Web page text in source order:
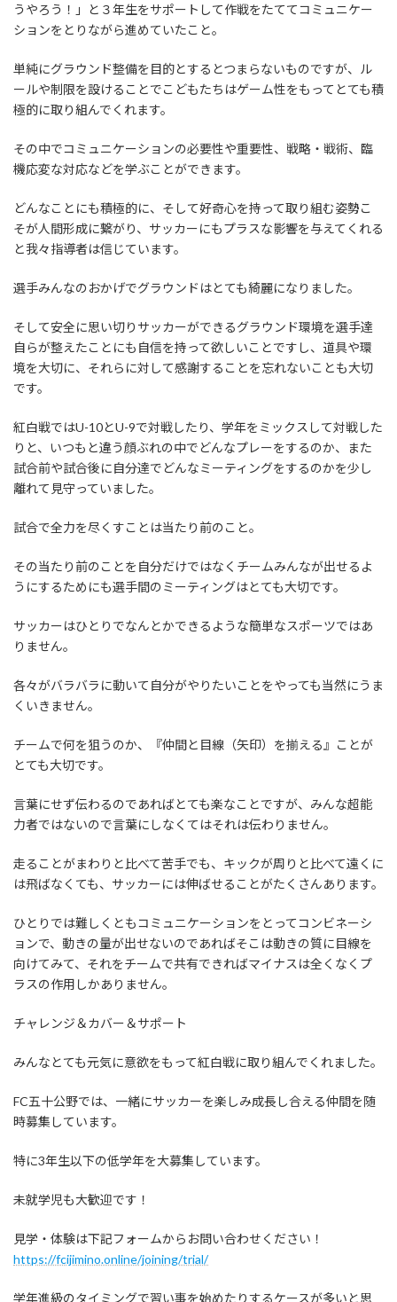
うやろう！」と３年生をサポートして作戦をたててコミュニケー
ションをとりながら進めていたこと。
単純にグラウンド整備を目的とするとつまらないものですが、ル
ールや制限を設けることでこどもたちはゲーム性をもってとても積
極的に取り組んでくれます。
その中でコミュニケーションの必要性や重要性、戦略・戦術、臨
機応変な対応などを学ぶことができます。
どんなことにも積極的に、そして好奇心を持って取り組む姿勢こ
そが人間形成に繋がり、サッカーにもプラスな影響を与えてくれる
と我々指導者は信じています。
選手みんなのおかげでグラウンドはとても綺麗になりました。
そして安全に思い切りサッカーができるグラウンド環境を選手達
自らが整えたことにも自信を持って欲しいことですし、道具や環
境を大切に、それらに対して感謝することを忘れないことも大切
です。
紅白戦ではU-10とU-9で対戦したり、学年をミックスして対戦した
りと、いつもと違う顔ぶれの中でどんなプレーをするのか、また
試合前や試合後に自分達でどんなミーティングをするのかを少し
離れて見守っていました。
試合で全力を尽くすことは当たり前のこと。
その当たり前のことを自分だけではなくチームみんなが出せるよ
うにするためにも選手間のミーティングはとても大切です。
サッカーはひとりでなんとかできるような簡単なスポーツではあ
りません。
各々がバラバラに動いて自分がやりたいことをやっても当然にうま
くいきません。
チームで何を狙うのか、『仲間と目線（矢印）を揃える』ことが
とても大切です。
言葉にせず伝わるのであればとても楽なことですが、みんな超能
力者ではないので言葉にしなくてはそれは伝わりません。
走ることがまわりと比べて苦手でも、キックが周りと比べて遠くに
は飛ばなくても、サッカーには伸ばせることがたくさんあります。
ひとりでは難しくともコミュニケーションをとってコンビネーシ
ョンで、動きの量が出せないのであればそこは動きの質に目線を
向けてみて、それをチームで共有できればマイナスは全くなくプ
ラスの作用しかありません。
チャレンジ＆カバー＆サポート
みんなとても元気に意欲をもって紅白戦に取り組んでくれました。
FC五十公野では、一緒にサッカーを楽しみ成長し合える仲間を随
時募集しています。
特に3年生以下の低学年を大募集しています。
未就学児も大歓迎です！
見学・体験は下記フォームからお問い合わせください！
https://fcijimino.online/joining/trial/
学年進級のタイミングで習い事を始めたりするケースが多いと思